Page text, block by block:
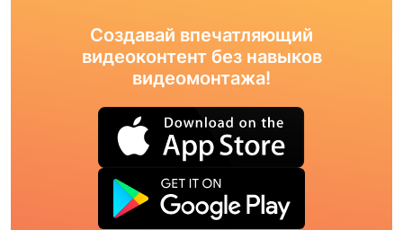
Создавай впечатляющий
видеоконтент без навыков
видеомонтажа!